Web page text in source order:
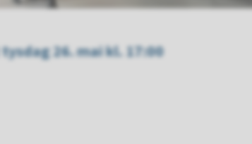
26. mai kl. 17:00